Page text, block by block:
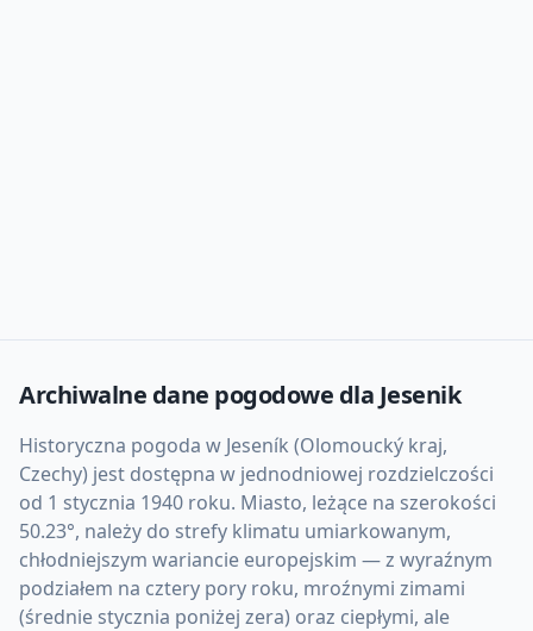
Archiwalne dane pogodowe dla Jesenik
Historyczna pogoda w Jeseník (Olomoucký kraj,
Czechy) jest dostępna w jednodniowej rozdzielczości
od 1 stycznia 1940 roku. Miasto, leżące na szerokości
50.23°, należy do strefy klimatu umiarkowanym,
chłodniejszym wariancie europejskim — z wyraźnym
podziałem na cztery pory roku, mroźnymi zimami
(średnie stycznia poniżej zera) oraz ciepłymi, ale